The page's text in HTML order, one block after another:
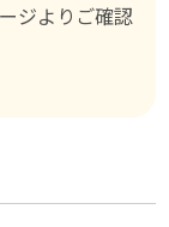
ジよりご確認